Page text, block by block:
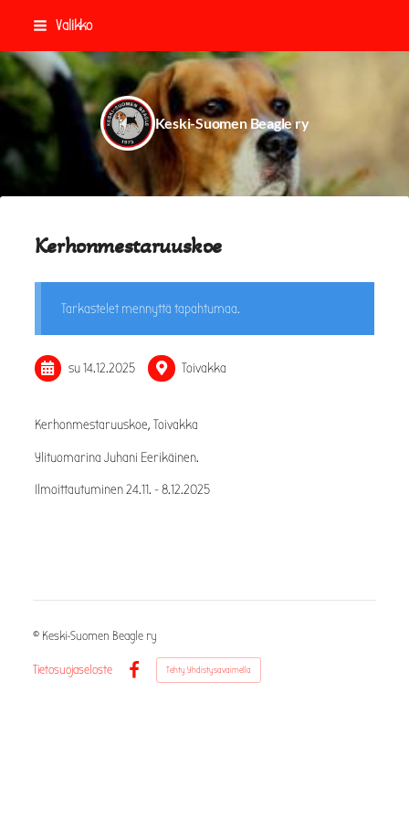
Siirry
sisältöön
Valikko
Keski-Suomen Beagle ry
Kerhonmestaruuskoe
Tarkastelet mennyttä tapahtumaa.
su 14.12.2025 Toivakka
Kerhonmestaruuskoe, Toivakka
Ylituomarina Juhani Eerikäinen.
Ilmoittautuminen 24.11. - 8.12.2025
© Keski-Suomen Beagle ry
Tietosuojaseloste
Facebook
Tehty Yhdistysavaimella